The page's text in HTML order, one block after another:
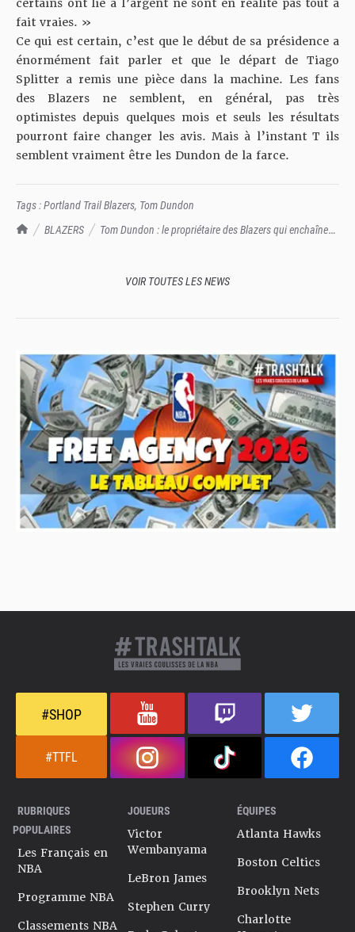
TrashTalk Actu NBA
BLAZERS
Tom Dundon : le propriétaire des Blazers qui enchaîne
fait vraies. »
Ce qui est certain, c’est que le début de sa présidence a
énormément fait parler et que le départ de Tiago
Splitter a remis une pièce dans la machine. Les fans
des Blazers ne semblent, en général, pas très
optimistes depuis quelques mois et seuls les résultats
pourront faire changer les avis. Mais à l’instant T ils
semblent vraiment être les Dundon de la farce.
Tags :Portland Trail Blazers, Tom Dundon
VOIR TOUTES LES NEWS
#SHOP
#TTFL
RUBRIQUES
POPULAIRES
Les Français en
NBA
Programme NBA
Classements NBA
JOUEURS
Victor
Wembanyama
LeBron James
Stephen Curry
ÉQUIPES
Atlanta Hawks
Boston Celtics
Brooklyn Nets
Charlotte